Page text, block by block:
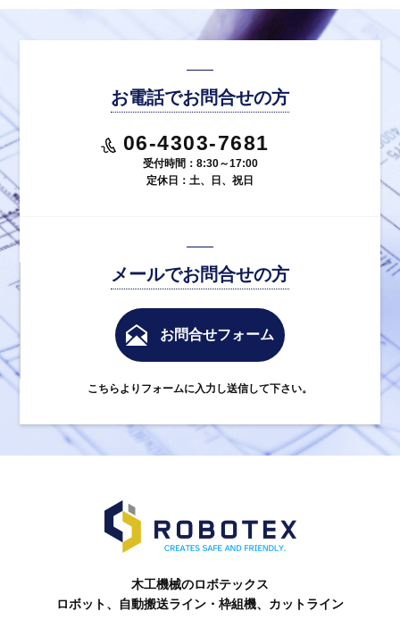
お電話でお問合せの方
06-4303-7681
受付時間：8:30～17:00
定休日：土、日、祝日
メールでお問合せの方
お問合せフォーム
こちらよりフォームに入力し送信して下さい。
木工機械のロボテックス
ロボット、自動搬送ライン・枠組機、カットライン